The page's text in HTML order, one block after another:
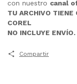
con nuestro canal
TU ARCHIVO TIENE
COREL
NO INCLUYE ENVÍO.
Compartir